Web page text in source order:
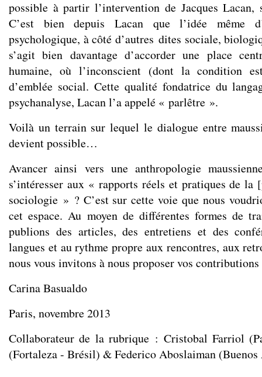
possible à partir l’intervention de Jacques Lacan,
C’est bien depuis Lacan que l’idée même
psychologique, à côté d’autres dites sociale,
s’agit bien davantage d’accorder une place
humaine, où l’inconscient (dont la condition
d’emblée social. Cette qualité fondatrice du
psychanalyse, Lacan l’a appelé « parlêtre ».
Voilà un terrain sur lequel le dialogue entre
devient possible…
Avancer ainsi vers une anthropologie
s’intéresser aux « rapports réels et pratiques de la
sociologie » ? C’est sur cette voie que nous
cet espace. Au moyen de différentes formes de
publions des articles, des entretiens et des
langues et au rythme propre aux rencontres, aux
nous vous invitons à nous proposer vos
Carina Basualdo
Paris, novembre 2013
Collaborateur de la rubrique : Cristobal Farriol
(Fortaleza - Brésil) & Federico Aboslaiman